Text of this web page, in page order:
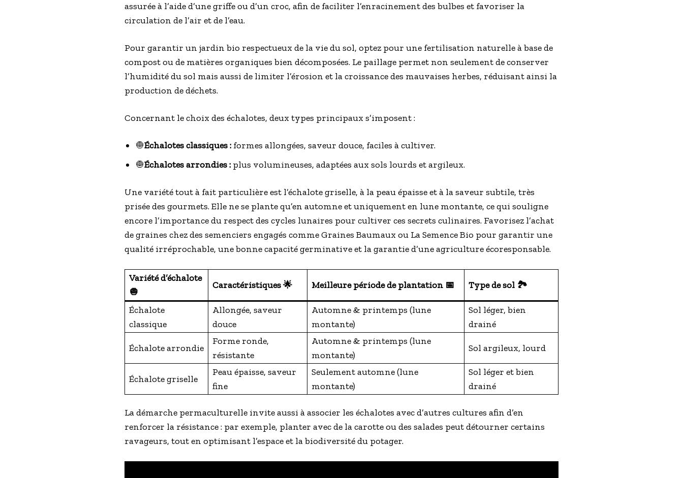
assurée à l’aide d’une griffe ou d’un croc, afin de faciliter l’enracinement des bulbes et favoriser la
circulation de l’air et de l’eau.
Pour garantir un jardin bio respectueux de la vie du sol, optez pour une fertilisation naturelle à base de
compost ou de matières organiques bien décomposées. Le paillage permet non seulement de conserver
l’humidité du sol mais aussi de limiter l’érosion et la croissance des mauvaises herbes, réduisant ainsi la
production de déchets.
Concernant le choix des échalotes, deux types principaux s’imposent :
🧅Échalotes classiques :formes allongées, saveur douce, faciles à cultiver.
🧅Échalotes arrondies :plus volumineuses, adaptées aux sols lourds et argileux.
Une variété tout à fait particulière est l’échalote griselle, à la peau épaisse et à la saveur subtile, très
prisée des gourmets. Elle ne se plante qu’en automne et uniquement en lune montante, ce qui souligne
encore l’importance du respect des cycles lunaires pour cultiver ces secrets culinaires. Favorisez l’achat
de graines chez des semenciers engagés comme Graines Baumaux ou La Semence Bio pour garantir une
qualité irréprochable, une bonne capacité germinative et la garantie d’une agriculture écoresponsable.
Variété d’échalote
🧅
Caractéristiques 🌟 Meilleure période de plantation 📅 Type de sol 🏞️
Échalote
classique
Allongée, saveur
douce
Automne & printemps (lune
montante)
Sol léger, bien
drainé
Échalote arrondie
Forme ronde,
résistante
Automne & printemps (lune
montante)
Sol argileux, lourd
Échalote griselle
Peau épaisse, saveur
fine
Seulement automne (lune
montante)
Sol léger et bien
drainé
La démarche permaculturelle invite aussi à associer les échalotes avec d’autres cultures afin d’en
renforcer la résistance : par exemple, planter avec de la carotte ou des salades peut détourner certains
ravageurs, tout en optimisant l’espace et la biodiversité du potager.